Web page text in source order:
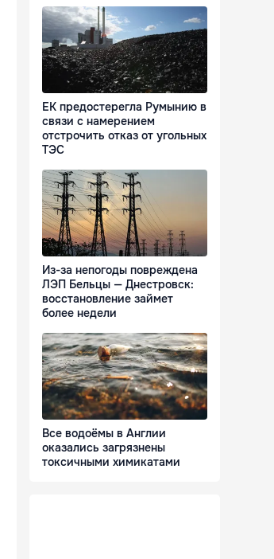
ЕК предостерегла Румынию в
связи с намерением
отстрочить отказ от угольных
ТЭС
Из-за непогоды повреждена
ЛЭП Бельцы — Днестровск:
восстановление займет
более недели
Все водоёмы в Англии
оказались загрязнены
токсичными химикатами